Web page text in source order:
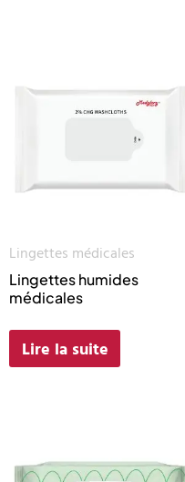
Lingettes médicales
Lingettes humides
médicales
Lire la suite